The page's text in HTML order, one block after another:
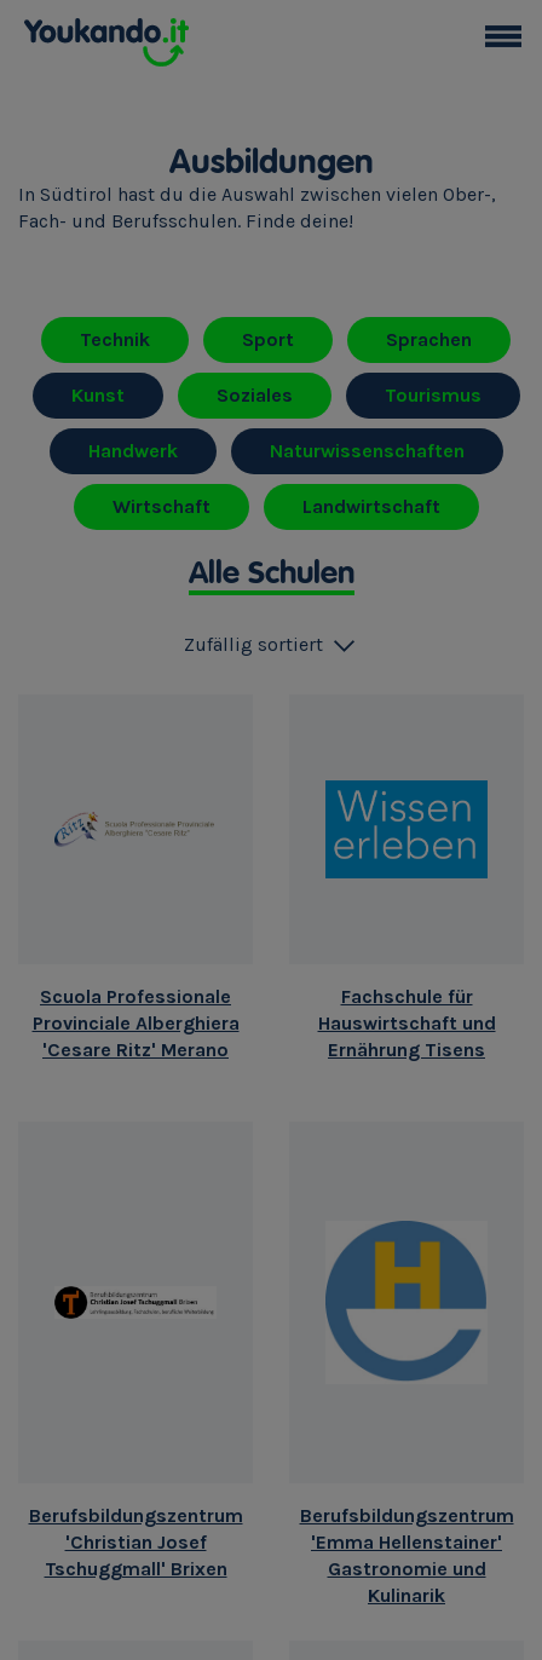
Ausbildungen
In Südtirol hast du die Auswahl zwischen vielen Ober-,
Fach- und Berufsschulen. Finde deine!
Technik Sport Sprachen
Kunst Soziales Tourismus
Handwerk Naturwissenschaften
Wirtschaft Landwirtschaft
Alle Schulen
Zufällig sortiert
Scuola Professionale
Provinciale Alberghiera
'Cesare Ritz' Merano
Fachschule für
Hauswirtschaft und
Ernährung Tisens
Berufsbildungszentrum
'Christian Josef
Tschuggmall' Brixen
Berufsbildungszentrum
'Emma Hellenstainer'
Gastronomie und
Kulinarik